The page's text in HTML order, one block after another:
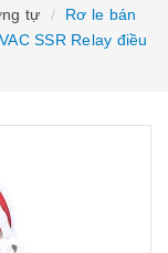
tự
Rơ le bán
SSR Relay điều